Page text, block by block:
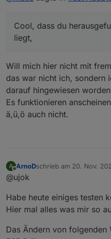
{v1:e3dc-
-v2}
Cool, dass du
liegt,
Will mich hier nicht mit
das war nicht ich, sondern
darauf hingewiesen
Es funktionieren
ä,ü,ö auch nicht.
A
Offline
ArnoDschrieb am 20. Nov.
zuletzt editiert von
@ujok
Habe heute einiges testen
Hier mal alles was mir so
Das Ändern von folgenden